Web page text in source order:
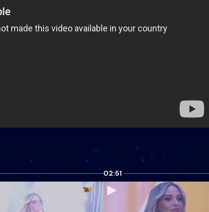
02:51